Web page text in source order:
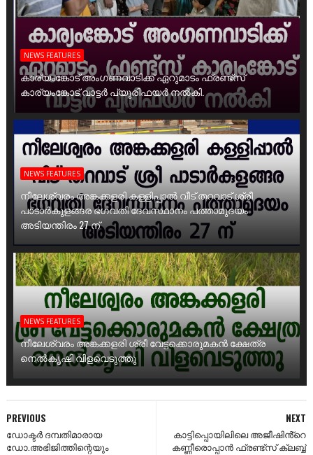
NEWS FEATURES
കാര്യംങ്കോട് അംഗണവാടിക്ക് ഏറുമാടം ഫ്രണ്ട്സ്
കാര്യംങ്കോട് വാട്ടർ പ്യൂരിഫയർ നൽകി.
NEWS FEATURES
നീലേശ്വരം അങ്കക്കളരി കള്ളിപ്പാൽ വീട് തറവാട് ശ്രീ
പാടാർകുളങ്ങര ഭഗവതി ദേവസ്ഥാനം പത്താമുദയം
അടിയന്തിരം 27 ന്
NEWS FEATURES
നീലേശ്വരം അങ്കക്കളരി ശ്രീ വേട്ടക്കൊരുമകൻ ക്ഷേത്ര
നെൽകൃഷി വിളവെടുത്തു
NEXT
കാട്ടിപ്പൊയിലിലെ അജീഷിൻ്റെ
കണ്ണീരൊപ്പാൻ ഫ്രണ്ട്സ് ക്ലബ്ബ്
PREVIOUS
ഡോക്ടർ ദമ്പതിമാരായ
ഡോ.അഭിജിത്തിന്റെയും